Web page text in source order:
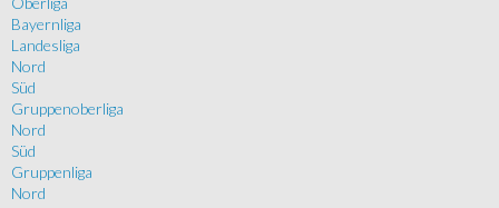
Bayernliga
Landesliga
Nord
Süd
Gruppenoberliga
Nord
Süd
Gruppenliga
Nord